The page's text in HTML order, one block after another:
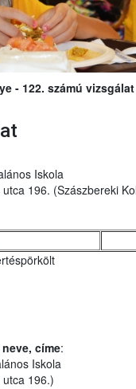
- 122. számú
Iskola
196. (Szászbereki
címe:
Iskola
196.)